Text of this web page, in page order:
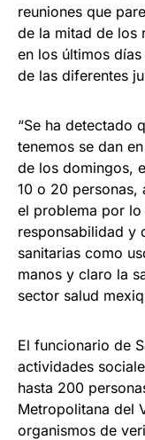
reuniones que
de la mitad de los
en los últimos
de las diferentes
“Se ha detectado
tenemos se dan
de los domingos,
10 o 20 personas,
el problema por
responsabilidad y
sanitarias como
manos y claro la
sector salud
El funcionario de
actividades
hasta 200
Metropolitana del
organismos de